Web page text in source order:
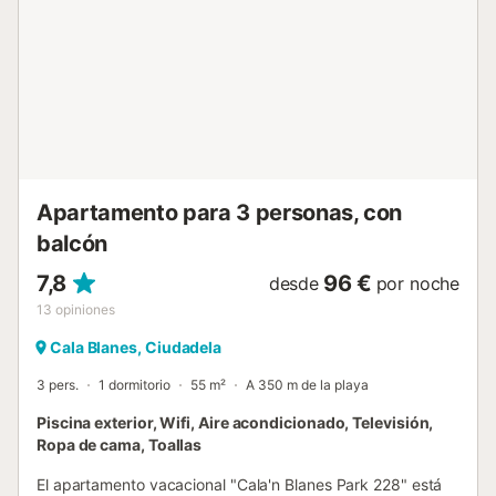
Apartamento para 3 personas, con
balcón
7,8
13 opiniones
desde 96 € por noche
Cala Blanes, Ciudadela
3 pers. 1 dormitorio 55 m² A 350 m de la playa
Piscina exterior, Wifi, Aire acondicionado, Televisión,
Ropa de cama, Toallas
El apartamento vacacional "Cala'n Blanes Park 228" está